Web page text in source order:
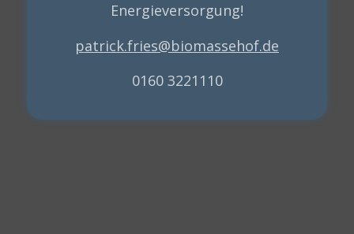
Energieversorgung!
patrick.fries@biomassehof.de
0160 3221110